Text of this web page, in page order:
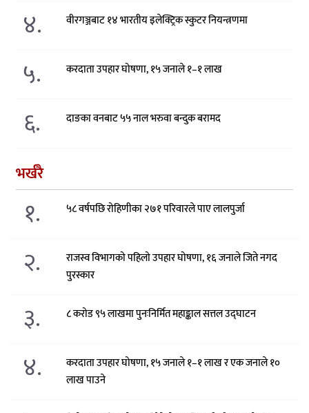
४. वीरगञ्जबाट १४ भारतीय इलेक्ट्रिक स्कुटर नियन्त्रणमा
५. करदाता उपहार घोषणा, १५ जनाले १–१ लाख
६. दाङका वनबाट ५५ नाल भरुवा बन्दुक बरामद
भर्खरै
१. ५८ वर्षपछि रोहिणीका २७१ परिवारले पाए लालपुर्जा
२.
राजस्व विभागको पहिलो उपहार घोषणा, १६ जनाले जिते नगद
पुरस्कार
३. ८ करोड ९५ लाखमा पुनःनिर्मित महाङ्काल सत्तल उद्घाटन
४.
करदाता उपहार घोषणा, १५ जनाले १–१ लाख र एक जनाले १०
लाख पाउने